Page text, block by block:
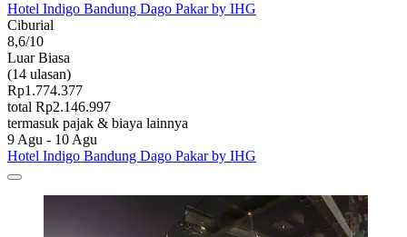
Hotel Indigo Bandung Dago Pakar by IHG
Ciburial
8,6/10
Luar Biasa
(14 ulasan)
Rp1.774.377
total Rp2.146.997
termasuk pajak & biaya lainnya
9 Agu - 10 Agu
Hotel Indigo Bandung Dago Pakar by IHG